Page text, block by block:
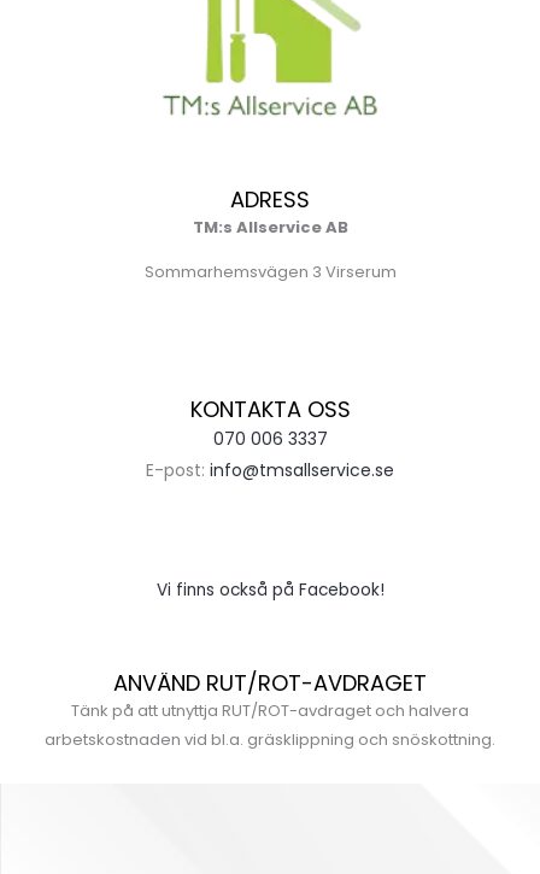
ADRESS
TM:s Allservice AB
Sommarhemsvägen 3 Virserum
KONTAKTA OSS
070 006 3337
E-post: info@tmsallservice.se
Vi finns också på Facebook!
ANVÄND RUT/ROT-AVDRAGET
Tänk på att utnyttja RUT/ROT-avdraget och halvera
arbetskostnaden vid bl.a. gräsklippning och snöskottning.